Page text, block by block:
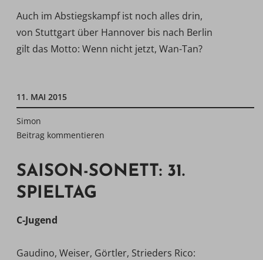
Auch im Abstiegskampf ist noch alles drin,
von Stuttgart über Hannover bis nach Berlin
gilt das Motto: Wenn nicht jetzt, Wan-Tan?
11. MAI 2015
Simon
Beitrag kommentieren
SAISON-SONETT: 31.
SPIELTAG
C-Jugend
Gaudino, Weiser, Görtler, Strieders Rico: